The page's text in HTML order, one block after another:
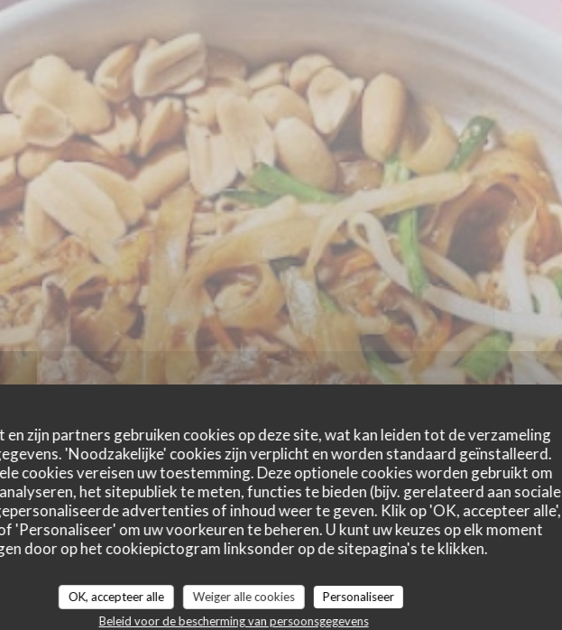
zijn partners gebruiken cookies op deze site, wat kan leiden tot de verzameling
'Noodzakelijke' cookies zijn verplicht en worden standaard geïnstalleerd.
cookies vereisen uw toestemming. Deze optionele cookies worden gebruikt om
het sitepubliek te meten, functies te bieden (bijv. gerelateerd aan sociale
advertenties of inhoud weer te geven. Klik op 'OK, accepteer alle',
'Personaliseer' om uw voorkeuren te beheren. U kunt uw keuzes op elk moment
door op het cookiepictogram linksonder op de sitepagina's te klikken.
OK, accepteer alle Weiger alle cookies
Personaliseer
Beleid voor de bescherming van persoonsgegevens
gastbeoordelingen